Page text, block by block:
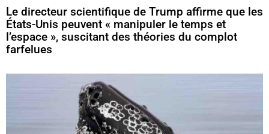
Le directeur scientifique de Trump affirme que les
États-Unis peuvent « manipuler le temps et
l’espace », suscitant des théories du complot
farfelues